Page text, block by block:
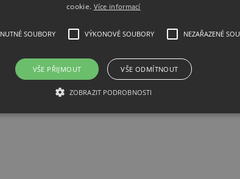
cookie. Více informací
SOUBORY VÝKONOVÉ SOUBORY NEZAŘAZENÉ
VŠE PŘIJMOUT VŠE ODMÍTNOUT
ZOBRAZIT PODROBNOSTI